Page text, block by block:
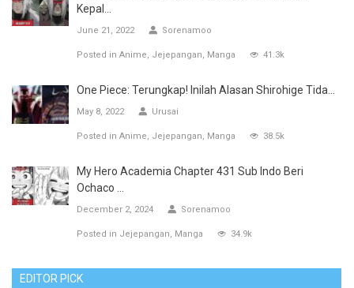
Kepal...
June 21, 2022 Sorenamoo
Posted in Anime Jejepangan Manga 41.3k
One Piece: Terungkap! Inilah Alasan Shirohige Tida...
May 8, 2022 Urusai
Posted in Anime Jejepangan Manga 38.5k
My Hero Academia Chapter 431 Sub Indo Beri
Ochaco ...
December 2, 2024 Sorenamoo
Posted in Jejepangan Manga 34.9k
EDITOR PICK